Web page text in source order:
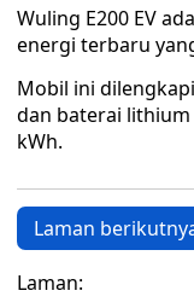
Wuling E200 EV
energi terbaru
Mobil ini
dan baterai lithium
kWh.
Laman
Laman: